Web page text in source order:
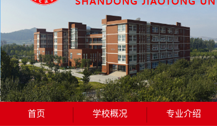
首页 学校概况 专业介绍